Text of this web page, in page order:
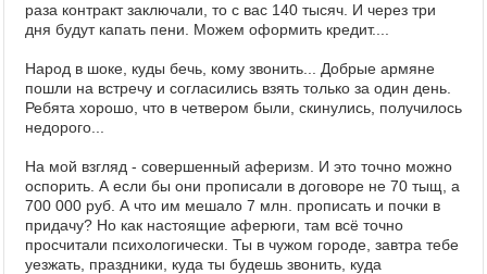
раза контракт заключали, то с вас 140 тысяч. И через три
дня будут капать пени. Можем оформить кредит....
Народ в шоке, куды бечь, кому звонить... Добрые армяне
пошли на встречу и согласились взять только за один день.
Ребята хорошо, что в четвером были, скинулись, получилось
недорого...
На мой взгляд - совершенный аферизм. И это точно можно
оспорить. А если бы они прописали в договоре не 70 тыщ, а
700 000 руб. А что им мешало 7 млн. прописать и почки в
придачу? Но как настоящие аферюги, там всё точно
просчитали психологически. Ты в чужом городе, завтра тебе
уезжать, праздники, куда ты будешь звонить, куда